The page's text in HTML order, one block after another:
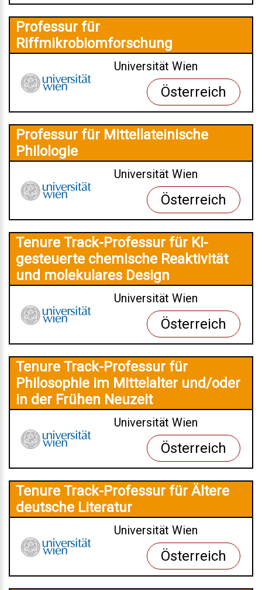
Professur für
Riffmikrobiomforschung
Universität Wien
Österreich
Professur für Mittellateinische
Philologie
Universität Wien
Österreich
Tenure Track-Professur für KI-
gesteuerte chemische Reaktivität
und molekulares Design
Universität Wien
Österreich
Tenure Track-Professur für
Philosophie im Mittelalter und/oder
in der Frühen Neuzeit
Universität Wien
Österreich
Tenure Track-Professur für Ältere
deutsche Literatur
Universität Wien
Österreich